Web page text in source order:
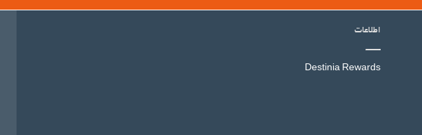
اطلاعات
Destinia Rewards